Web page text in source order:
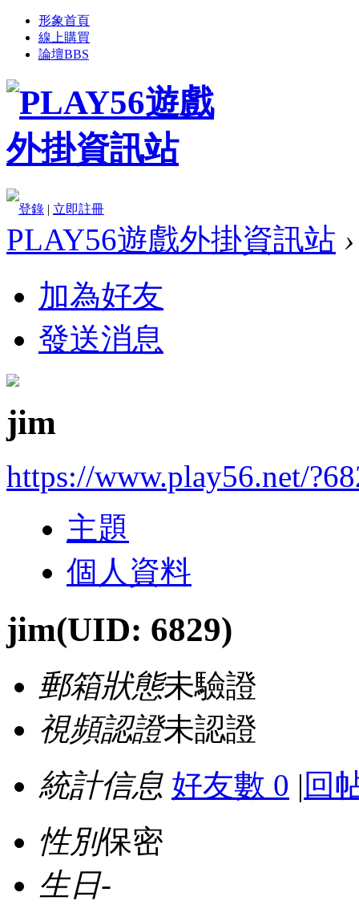
形象首頁
線上購買
論壇BBS
登錄 | 立即註冊
PLAY56遊戲外掛資訊站 ›
加為好友
發送消息
jim
https://www.play56.net/
主題
個人資料
jim(UID: 6829)
郵箱狀態未驗證
視頻認證未認證
統計信息 好友數 0 | 回
性別保密
生日-